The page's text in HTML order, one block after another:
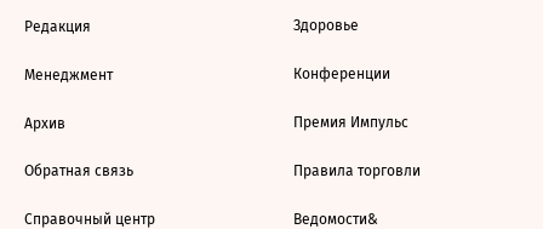
Редакция
Менеджмент
Архив
Обратная связь
Справочный центр
Здоровье
Конференции
Премия Импульс
Правила торговли
Ведомости&